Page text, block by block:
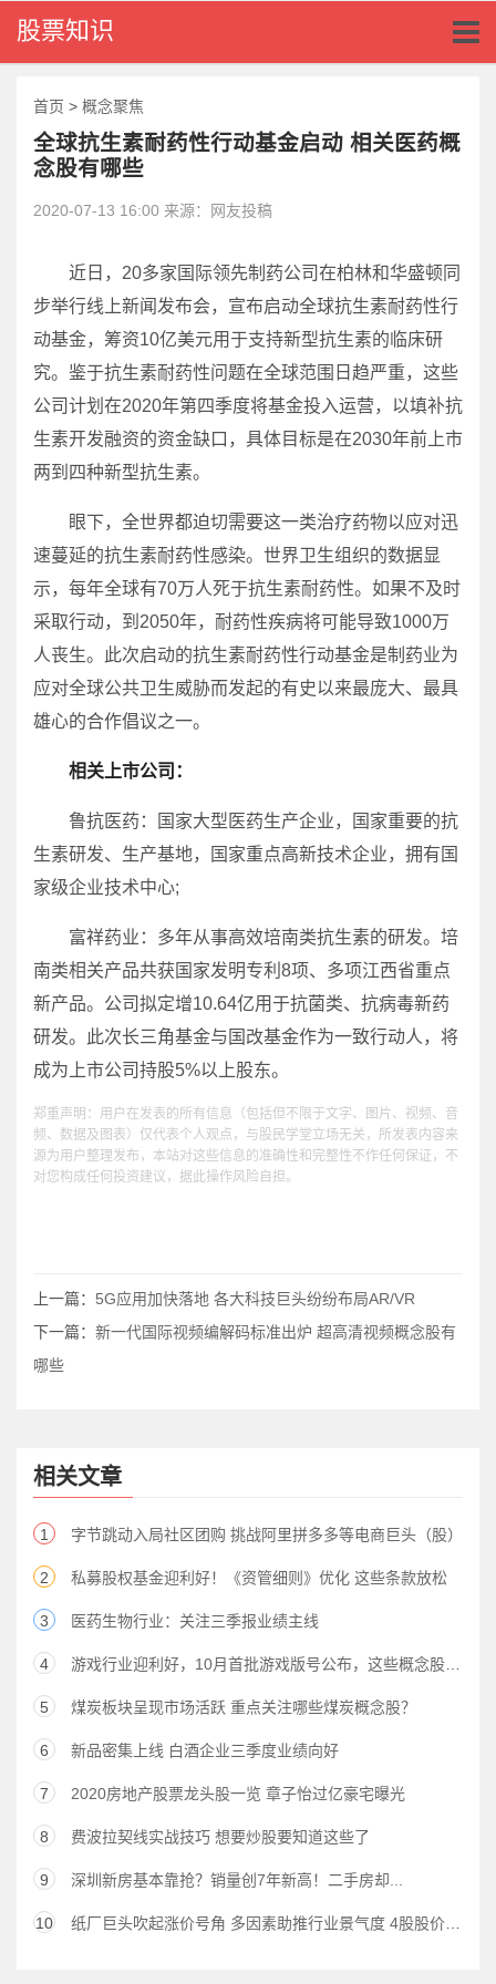
股票知识
首页 > 概念聚焦
全球抗生素耐药性行动基金启动 相关医药概
念股有哪些
2020-07-13 16:00 来源：网友投稿
近日，20多家国际领先制药公司在柏林和华盛顿同
步举行线上新闻发布会，宣布启动全球抗生素耐药性行
动基金，筹资10亿美元用于支持新型抗生素的临床研
究。鉴于抗生素耐药性问题在全球范围日趋严重，这些
公司计划在2020年第四季度将基金投入运营，以填补抗
生素开发融资的资金缺口，具体目标是在2030年前上市
两到四种新型抗生素。
眼下，全世界都迫切需要这一类治疗药物以应对迅
速蔓延的抗生素耐药性感染。世界卫生组织的数据显
示，每年全球有70万人死于抗生素耐药性。如果不及时
采取行动，到2050年，耐药性疾病将可能导致1000万
人丧生。此次启动的抗生素耐药性行动基金是制药业为
应对全球公共卫生威胁而发起的有史以来最庞大、最具
雄心的合作倡议之一。
相关上市公司：
鲁抗医药：国家大型医药生产企业，国家重要的抗
生素研发、生产基地，国家重点高新技术企业，拥有国
家级企业技术中心;
富祥药业：多年从事高效培南类抗生素的研发。培
南类相关产品共获国家发明专利8项、多项江西省重点
新产品。公司拟定增10.64亿用于抗菌类、抗病毒新药
研发。此次长三角基金与国改基金作为一致行动人，将
成为上市公司持股5%以上股东。
郑重声明：用户在发表的所有信息（包括但不限于文字、图片、视频、音
频、数据及图表）仅代表个人观点，与股民学堂立场无关，所发表内容来
源为用户整理发布，本站对这些信息的准确性和完整性不作任何保证，不
对您构成任何投资建议，据此操作风险自担。
上一篇： 5G应用加快落地 各大科技巨头纷纷布局AR/VR
下一篇： 新一代国际视频编解码标准出炉 超高清视频概念股有
哪些
相关文章
1 字节跳动入局社区团购 挑战阿里拼多多等电商巨头（股）
2 私募股权基金迎利好！《资管细则》优化 这些条款放松
3 医药生物行业：关注三季报业绩主线
4 游戏行业迎利好，10月首批游戏版号公布，这些概念股三季报预喜
5 煤炭板块呈现市场活跃 重点关注哪些煤炭概念股？
6 新品密集上线 白酒企业三季度业绩向好
7 2020房地产股票龙头股一览 章子怡过亿豪宅曝光
8 费波拉契线实战技巧 想要炒股要知道这些了
9 深圳新房基本靠抢？销量创7年新高！二手房却...
10 纸厂巨头吹起涨价号角 多因素助推行业景气度 4股股价上涨空间超20%